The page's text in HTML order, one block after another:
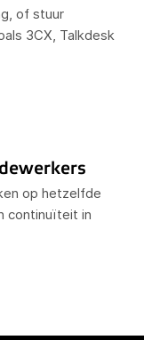
of stuur
3CX, Talkdesk
op hetzelfde
continuïteit in